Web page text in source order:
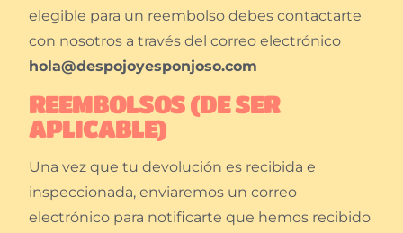
elegible para un reembolso debes contactarte
con nosotros a través del correo electrónico
hola@despojoyesponjoso.com
REEMBOLSOS (DE SER
APLICABLE)
Una vez que tu devolución es recibida e
inspeccionada, enviaremos un correo
electrónico para notificarte que hemos recibido